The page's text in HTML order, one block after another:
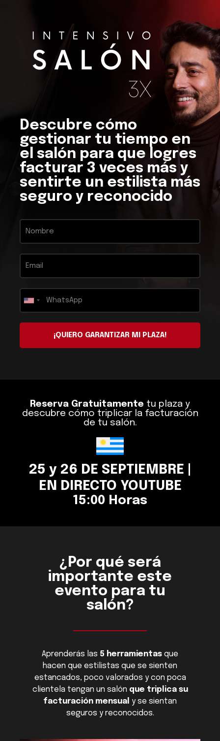
Descubre cómo
gestionar tu tiempo en
el salón para que logres
facturar 3 veces más y
sentirte un estilista más
seguro y reconocido
¡QUIERO GARANTIZAR MI PLAZA!
Reserva Gratuitamente tu plaza y
descubre cómo triplicar la facturación
de tu salón.
25 y 26 DE SEPTIEMBRE |
EN DIRECTO YOUTUBE
15:00 Horas
¿Por qué será
importante este
evento para tu
salón?
Aprenderás las 5 herramientas que
hacen que estilistas que se sienten
estancados, poco valorados y con poca
clientela tengan un salón que triplica su
facturación mensual y se sientan
seguros y reconocidos.